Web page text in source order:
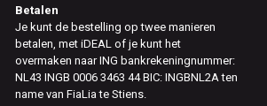
Betalen
Je kunt de bestelling op twee manieren
betalen, met iDEAL of je kunt het
overmaken naar ING bankrekeningnummer:
NL43 INGB 0006 3463 44 BIC: INGBNL2A ten
name van FiaLia te Stiens.